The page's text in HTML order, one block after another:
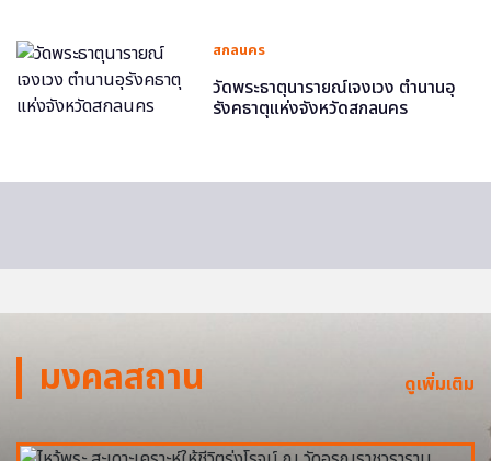
สกลนคร
วัดพระธาตุนารายณ์เจงเวง ตำนานอุ
รังคธาตุแห่งจังหวัดสกลนคร
มงคลสถาน ดูเพิ่มเติม